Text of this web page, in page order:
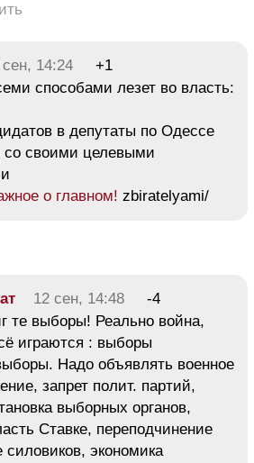
сен, 14:24
+1
способами лезет во власть:
в депутаты по Одессе
со своими целевыми
о главном! zbiratelyami/
12 сен, 14:48
-4
те выборы! Реально война,
играются : выборы
Надо объявлять военное
запрет полит. партий,
выборных органов,
Ставке, переподчинение
силовиков, экономика